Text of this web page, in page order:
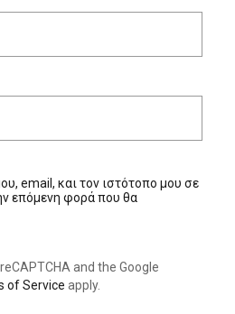
email, και τον ιστότοπο μου σε
επόμενη φορά που θα
and the Google
of Service apply.